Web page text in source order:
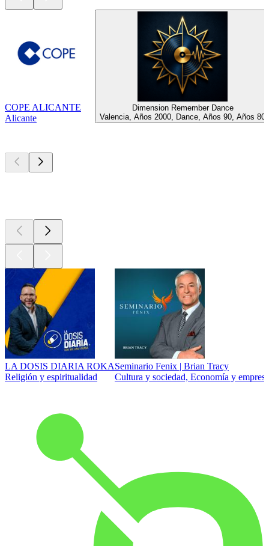
COPE ALICANTE
Alicante
Dimension Remember Dance
Valencia, Años 2000, Dance, Años 90, Años 80
LA DOSIS DIARIA ROKA
Religión y espiritualidad
Seminario Fenix | Brian Tracy
Cultura y sociedad, Economía y